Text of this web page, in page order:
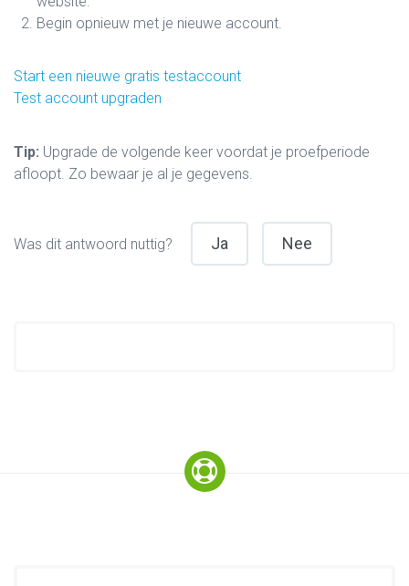
Begin opnieuw met je nieuwe account.
Start een nieuwe gratis testaccount
Test account upgraden
Tip: Upgrade de volgende keer voordat je proefperiode
afloopt. Zo bewaar je al je gegevens.
Was dit antwoord nuttig? Ja Nee